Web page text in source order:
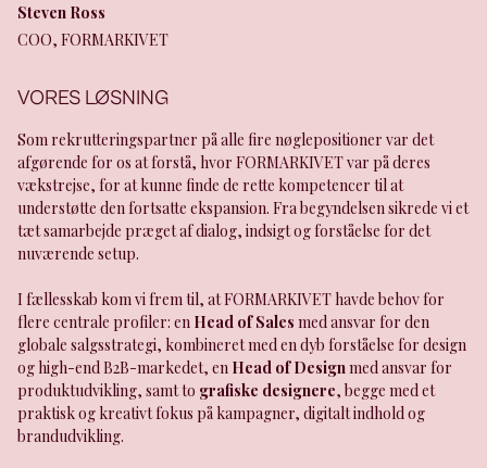
Steven Ross
COO, FORMARKIVET
VORES LØSNING
Som rekrutteringspartner på alle fire nøglepositioner var det
afgørende for os at forstå, hvor FORMARKIVET var på deres
vækstrejse, for at kunne finde de rette kompetencer til at
understøtte den fortsatte ekspansion. Fra begyndelsen sikrede vi et
tæt samarbejde præget af dialog, indsigt og forståelse for det
nuværende setup.
I fællesskab kom vi frem til, at FORMARKIVET havde behov for
flere centrale profiler: en Head of Sales med ansvar for den
globale salgsstrategi, kombineret med en dyb forståelse for design
og high-end B2B-markedet, en Head of Designmed ansvar for
produktudvikling, samt to grafiske designere, begge med et
praktisk og kreativt fokus på kampagner, digitalt indhold og
brandudvikling.